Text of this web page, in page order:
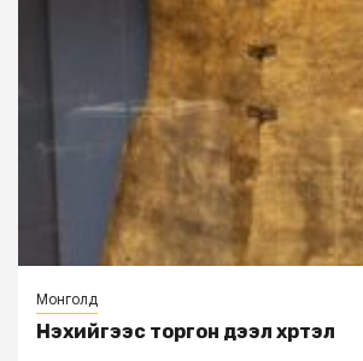
Монголд
Нэхийгээс торгон дээл хүртэл